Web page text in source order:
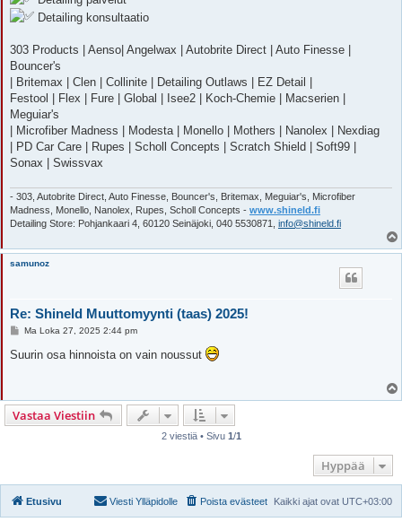
Detailing konsultaatio
303 Products | Aenso| Angelwax | Autobrite Direct | Auto Finesse |
Bouncer's
| Britemax | Clen | Collinite | Detailing Outlaws | EZ Detail |
Festool | Flex | Fure | Global | Isee2 | Koch-Chemie | Macserien |
Meguiar's
| Microfiber Madness | Modesta | Monello | Mothers | Nanolex | Nexdiag
| PD Car Care | Rupes | Scholl Concepts | Scratch Shield | Soft99 |
Sonax | Swissvax
- 303, Autobrite Direct, Auto Finesse, Bouncer's, Britemax, Meguiar's, Microfiber
Madness, Monello, Nanolex, Rupes, Scholl Concepts - www.shineld.fi
Detailing Store: Pohjankaari 4, 60120 Seinäjoki, 040 5530871, info@shineld.fi
l
samunoz
Re: Shineld Muuttomyynti (taas) 2025!
V
e
s
Ma Loka 27, 2025 2:44 pm
Suurin osa hinnoista on vain noussut
l
Vastaa Viestiin
2 viestiä • Sivu 1 /1
Hyppää
Etusivu Kaikki ajat ovat UTC+03:00
Poista evästeet
Viesti Ylläpidolle